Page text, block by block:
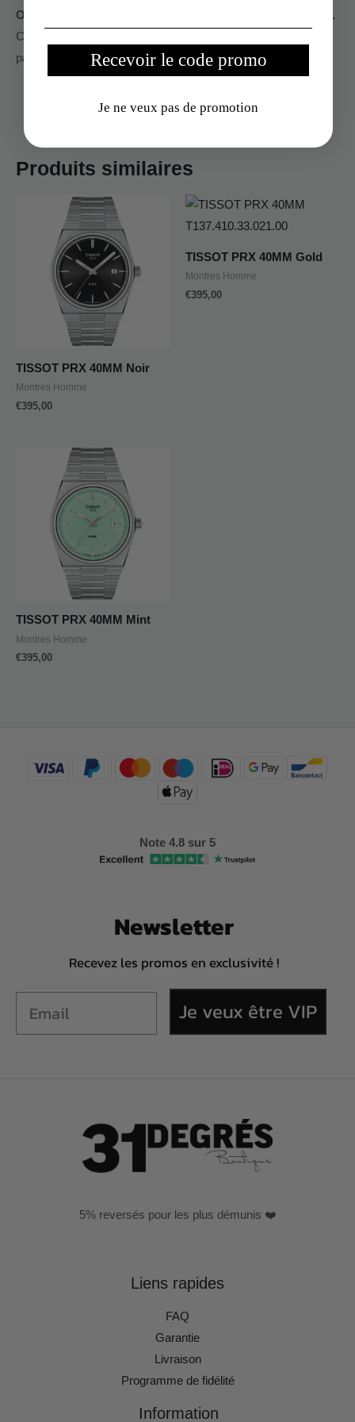
Offrez-vous l’alliance parfaite entre style et fonctionnalité.
Commandez dès maintenant et affichez une confiance qui ne
passe pas inaperçue.
Produits similaires
TISSOT PRX 40MM Noir
Montres Homme
€395,00
TISSOT PRX 40MM Gold
Montres Homme
€395,00
TISSOT PRX 40MM Mint
Montres Homme
€395,00
Note 4.8 sur 5
Newsletter
Recevez les promos en exclusivité !
Je veux être VIP
5% reversés pour les plus démunis ❤️
Liens rapides
FAQ
Garantie
Livraison
Programme de fidélité
Information
Recevoir le code promo
Je ne veux pas de promotion